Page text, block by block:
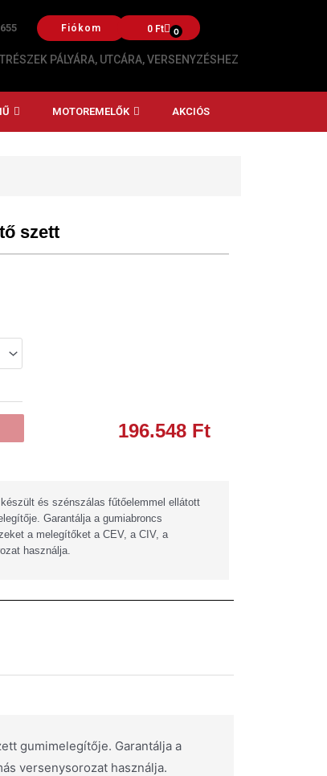
Fiókom 0 Ft 0
PÁLYÁRA, UTCÁRA, VERSENYZÉSHEZ
MOTOREMELŐK AKCIÓS
szett
196.548 Ft
és szénszálas fűtőelemmel ellátott
Garantálja a gumiabroncs
a melegítőket a CEV, a CIV, a
használja.
gumimelegítője. Garantálja a
versenysorozat használja.